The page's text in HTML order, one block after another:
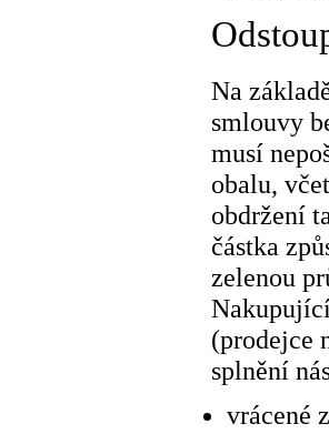
Na
smlouvy
musí
obalu,
obdržení
částka
zelenou
(prodejce
splnění
vrácené